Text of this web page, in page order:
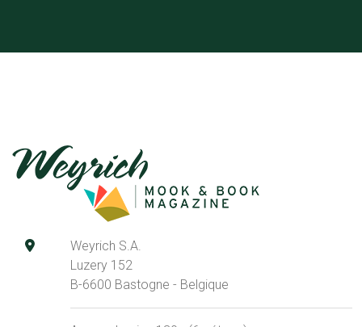
Weyrich S.A.
Luzery 152
B-6600 Bastogne - Belgique